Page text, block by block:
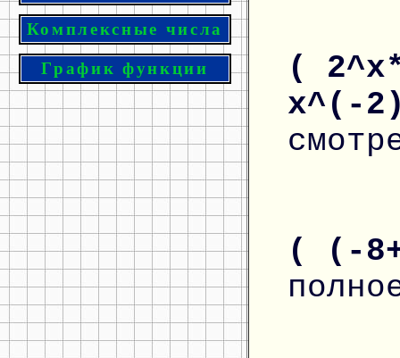
Комплексные числа
График функции
(
x^(-
( (-